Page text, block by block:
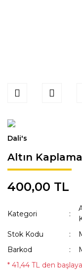
Dali's
Altın
400,00 TL
Kategori
Stok Kodu
Barkod
* 41,44 TL den